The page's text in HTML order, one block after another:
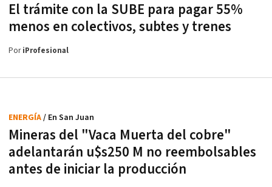
El trámite con la SUBE para pagar 55%
menos en colectivos, subtes y trenes
PoriProfesional
Mineras del "Vaca Muerta del cobre"
adelantarán u$s250 M no reembolsables
antes de iniciar la producción
ENERGÍA/ En San Juan